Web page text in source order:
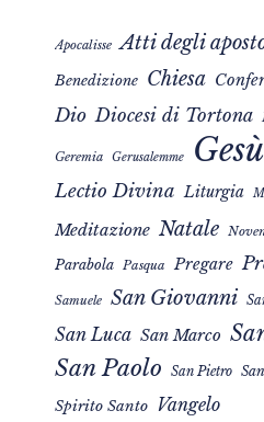
Apocalisse Atti degli
Benedizione Chiesa
Dio Diocesi di Tortona
Geremia Gerusalemme Gesù
Lectio Divina Liturgia
Meditazione Natale
Parabola Pasqua Pregare
Samuele San Giovanni
San Luca San Marco
San Paolo San Pietro
Spirito Santo Vangelo